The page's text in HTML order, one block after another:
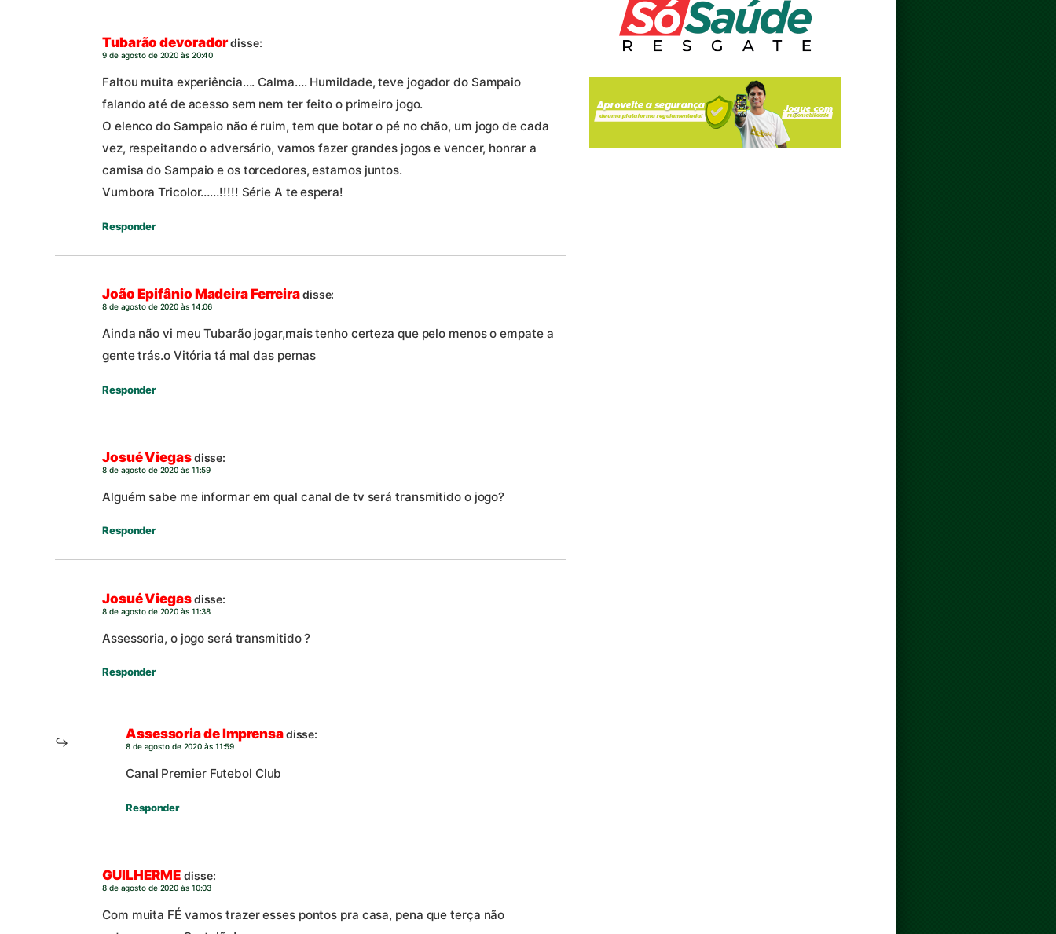
Tubarão devoradordisse:
9 de agosto de 2020 às 20:40
Faltou muita experiência…. Calma…. Humildade, teve jogador do Sampaio
falando até de acesso sem nem ter feito o primeiro jogo.
O elenco do Sampaio não é ruim, tem que botar o pé no chão, um jogo de cada
vez, respeitando o adversário, vamos fazer grandes jogos e vencer, honrar a
camisa do Sampaio e os torcedores, estamos juntos.
Vumbora Tricolor……!!!!! Série A te espera!
Responder
João Epifânio Madeira Ferreiradisse:
8 de agosto de 2020 às 14:06
Ainda não vi meu Tubarão jogar,mais tenho certeza que pelo menos o empate a
gente trás.o Vitória tá mal das pernas
Responder
Josué Viegasdisse:
8 de agosto de 2020 às 11:59
Alguém sabe me informar em qual canal de tv será transmitido o jogo?
Responder
Josué Viegasdisse:
8 de agosto de 2020 às 11:38
Assessoria, o jogo será transmitido ?
Responder
Assessoria de Imprensadisse:
8 de agosto de 2020 às 11:59
Canal Premier Futebol Club
Responder
GUILHERME disse:
8 de agosto de 2020 às 10:03
Com muita FÉ vamos trazer esses pontos pra casa, pena que terça não